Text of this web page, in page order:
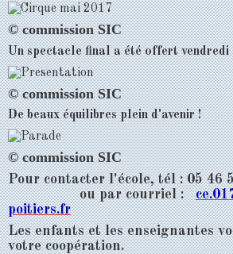
© commission SIC
Un spectacle final a été offert vendredi
© commission SIC
De beaux équilibres plein d'avenir !
© commission SIC
Pour contacter l'école, tél : 05 46
ou par courriel :
poitiers.fr
Les enfants et les enseignantes
votre coopération.